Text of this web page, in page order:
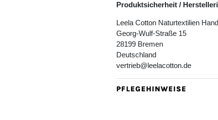
Produktsicherheit /
Leela Cotton Naturtextilien
Georg-Wulf-Straße 15
28199 Bremen
Deutschland
vertrieb@leelacotton.de
PFLEGEHINWEISE